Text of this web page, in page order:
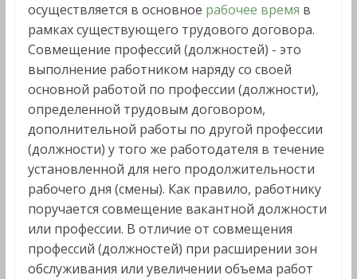
осуществляется в основное рабочее время в
рамках существующего трудового договора.
Совмещение профессий (должностей) - это
выполнение работником наряду со своей
основной работой по профессии (должности),
определенной трудовым договором,
дополнительной работы по другой профессии
(должности) у того же работодателя в течение
установленной для него продолжительности
рабочего дня (смены). Как правило, работнику
поручается совмещение вакантной должности
или профессии. В отличие от совмещения
профессий (должностей) при расширении зон
обслуживания или увеличении объема работ